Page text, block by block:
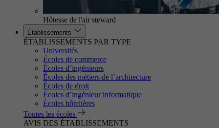
Hôtesse de l'air steward
Établissements
ÉTABLISSEMENTS PAR TYPE
Universités
Écoles de commerce
Écoles d’ingénieurs
Écoles des métiers de l’architecture
Écoles de droit
Écoles d’ingénieur informatique
Écoles hôtelières
Toutes les écoles
AVIS DES ÉTABLISSEMENTS